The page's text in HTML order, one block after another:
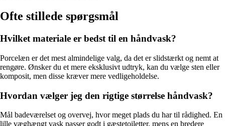
Ofte stillede spørgsmål
Hvilket materiale er bedst til en håndvask?
Porcelæn er det mest almindelige valg, da det er slidstærkt og nemt at
rengøre. Ønsker du et mere eksklusivt udtryk, kan du vælge sten eller
komposit, men disse kræver mere vedligeholdelse.
Hvordan vælger jeg den rigtige størrelse håndvask?
Mål badeværelset og overvej, hvor meget plads du har til rådighed. En
lille væghængt vask passer godt i gæstetoiletter, mens en bredere